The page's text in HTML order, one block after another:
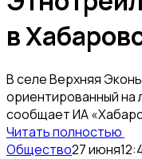
в
В селе Верхняя
ориентированный на
сообщает ИА
Читать полностью
Общество27 июня